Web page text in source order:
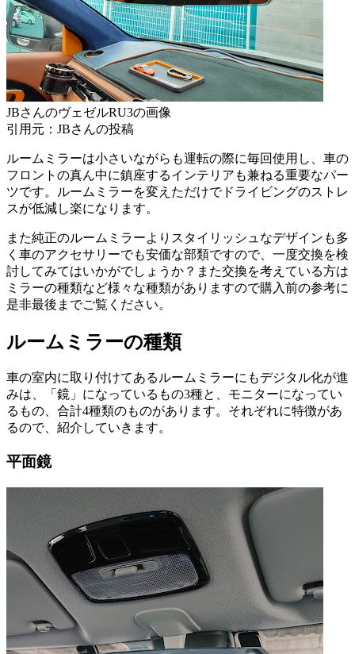
JBさんのヴェゼルRU3の画像
引用元：JBさんの投稿
ルームミラーは小さいながらも運転の際に毎回使用し、車の
フロントの真ん中に鎮座するインテリアも兼ねる重要なパー
ツです。ルームミラーを変えただけでドライビングのストレ
スが低減し楽になります。
また純正のルームミラーよりスタイリッシュなデザインも多
く車のアクセサリーでも安価な部類ですので、一度交換を検
討してみてはいかがでしょうか？また交換を考えている方は
ミラーの種類など様々な種類がありますので購入前の参考に
是非最後までご覧ください。
ルームミラーの種類
車の室内に取り付けてあるルームミラーにもデジタル化が進
みは、「鏡」になっているもの3種と、モニターになってい
るもの、合計4種類のものがあります。それぞれに特徴があ
るので、紹介していきます。
平面鏡